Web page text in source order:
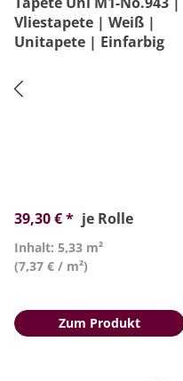
Vliestapete | Weiß |
Unitapete | Einfarbig
39,30 € * je Rolle
Inhalt: 5,33 m²
(7,37 € / m²)
Zum Produkt